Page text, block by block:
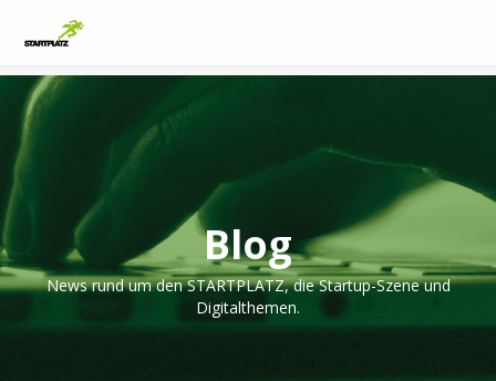
Blog
News rund um den STARTPLATZ, die Startup-Szene und
Digitalthemen.